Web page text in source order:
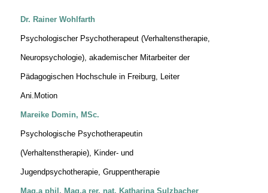
Dr. Rainer Wohlfarth
Psychologischer Psychotherapeut (Verhaltenstherapie,
Neuropsychologie), akademischer Mitarbeiter der
Pädagogischen Hochschule in Freiburg, Leiter
Ani.Motion
Mareike Domin, MSc.
Psychologische Psychotherapeutin
(Verhaltenstherapie), Kinder- und
Jugendpsychotherapie, Gruppentherapie
Mag.a phil. Mag.a rer. nat. Katharina Sulzbacher